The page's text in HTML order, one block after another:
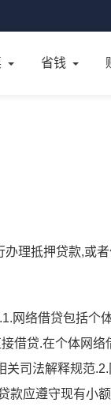
省钱
理抵押贷款,或
网络借贷包括个
借贷.在个体网络
关司法解释规范
款应遵守现有小